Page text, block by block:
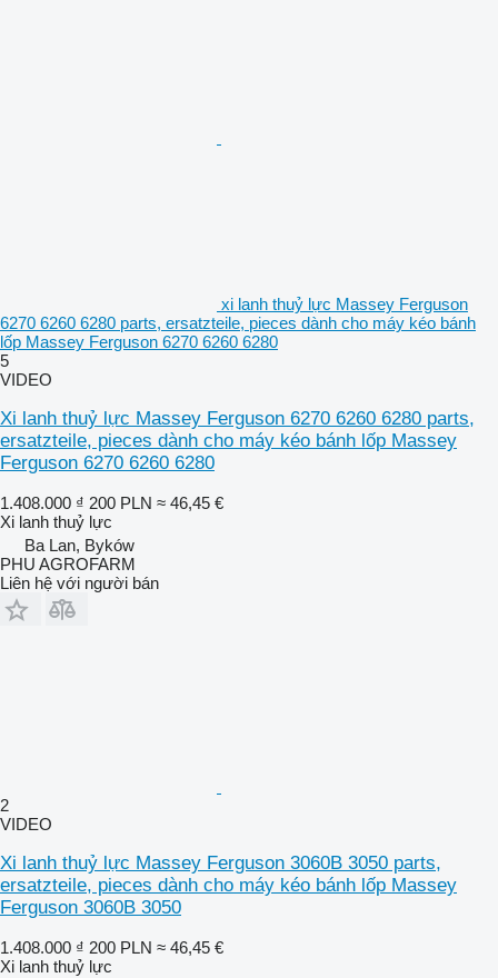
xi lanh thuỷ lực Massey Ferguson
6270 6260 6280 parts, ersatzteile, pieces dành cho máy kéo bánh
lốp Massey Ferguson 6270 6260 6280
5
VIDEO
Xi lanh thuỷ lực Massey Ferguson 6270 6260 6280 parts,
ersatzteile, pieces dành cho máy kéo bánh lốp Massey
Ferguson 6270 6260 6280
1.408.000 ₫ 200 PLN ≈ 46,45 €
Xi lanh thuỷ lực
Ba Lan, Byków
PHU AGROFARM
Liên hệ với người bán
2
VIDEO
Xi lanh thuỷ lực Massey Ferguson 3060B 3050 parts,
ersatzteile, pieces dành cho máy kéo bánh lốp Massey
Ferguson 3060B 3050
1.408.000 ₫ 200 PLN ≈ 46,45 €
Xi lanh thuỷ lực